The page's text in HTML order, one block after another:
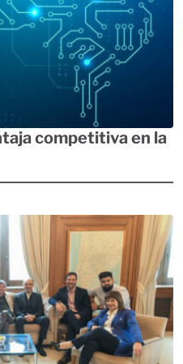
competitiva en la